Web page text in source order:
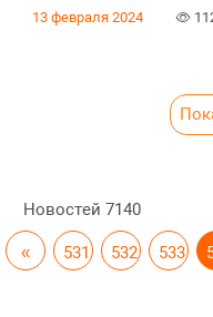
13 февраля 2024
Новостей 7140
« 531 532 533